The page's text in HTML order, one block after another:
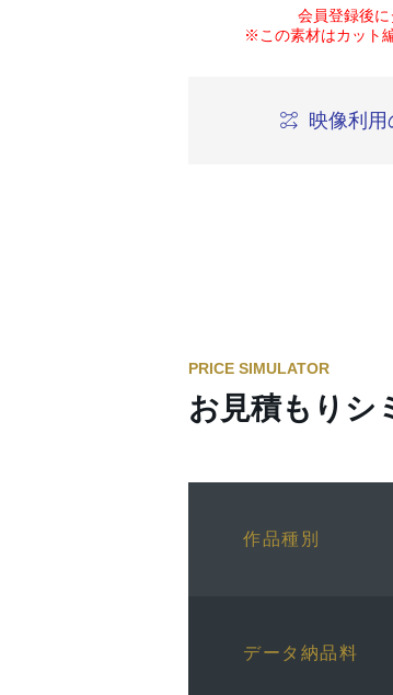
会員登録後
※この素材はカット
映像利用
PRICE SIMULATOR
お見積もりシ
作品種別
データ納品料